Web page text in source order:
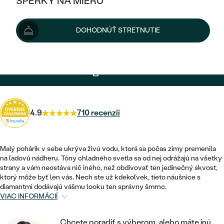
KOMBINOVANÉ ZLATO
PODĽA ŠTÝLU
BEZ KAMEŇA
ETERNITY
VYKROJENÉ
VINTAGE
NETRADIČNÉ
POSTRANNÉ DRAHOKAMY
HALO
VINTAGE
SET ZÁSNUBNÉHO PRSTEŇA A
OBRÚČOK
NETRADIČNÉ
ZOSTAVTE SI PRSTEŇ
ZAČAŤ S PRSTEŇOM
VÝPREDAJ
ŠPERKY ČO POMÁHAJÚ
PODĽA TYPU
NÁUŠNICE
PRSTENE
PRÍVESKY
NÁRAMKY
SETY
PÁNSKE ŠPERKY
PLATINOVÉ
NAPICHOVACIE
KRUHOVÉ
VISIACE
SOLITÉR
ZLATÉ
STRIEBORNÉ
PODĽA ŠTÝLU
SOLITÉR
NARODENIE DIEŤAŤA
PERSONALIZOVANÉ
SO ZNAMENÍM ZVEROKRUHU
MINIMALISTICKÉ
VÝPREDAJ
ZLATÉ
STRIEBORNÉ
PLATINOVÉ
PODĽA ŠTÝLU
ETERNITY
MINIMALISTICKÉ
DOHODNÚŤ STRETNUTIE
EXPRESNÁ VÝROBA
4.9 710 recenzií
Malý pohárik v sebe ukrýva živú vodu, ktorá sa počas zimy premenila
na ľadovú nádheru. Tóny chladného svetla sa od nej odrážajú na všetky
strany a vám neostáva nič iného, než obdivovať ten jedinečný skvost,
ktorý môže byť len vás. Nech ste už kdekoľvek, tieto náušnice s
diamantmi dodávajú vášmu looku ten správny šmrnc.
VIAC INFORMÁCIÍ